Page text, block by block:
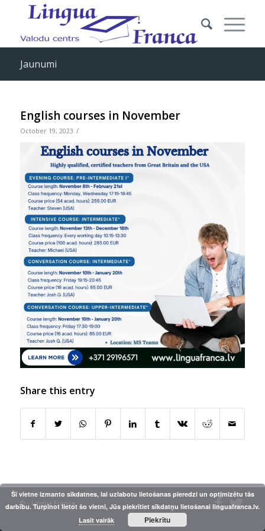
Jaunumi
English courses in November
October 19, 2023 /
Share this entry
© - Lingua Franca
Šī vietne izmanto sīkdatnes, lai uzlabotu lietošanas pieredzi un optimizētu tās
darbību. Turpinot lietot šo vietni, Jūs piekrītiet sīkdatņu lietošanai linguafranca.lv.
Lasīt vairāk
Piekrītu